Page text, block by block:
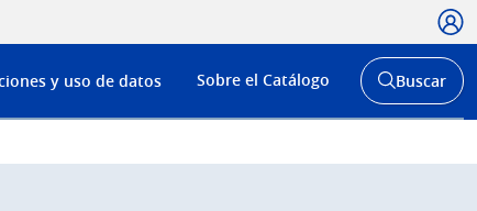
Menú
de
y uso de datos Sobre el Catálogo
Abrir
buscador
Buscar